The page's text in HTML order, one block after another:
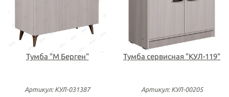
Тумба "М Берген"
Артикул: КУЛ-031387
Тумба сервисная "КУЛ-119"
Артикул: КУЛ-00205